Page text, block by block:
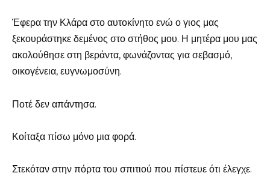
Έφερα την Κλάρα στο αυτοκίνητο ενώ ο γιος μας
ξεκουράστηκε δεμένος στο στήθος μου. Η μητέρα μου μας
ακολούθησε στη βεράντα, φωνάζοντας για σεβασμό,
οικογένεια, ευγνωμοσύνη.
Ποτέ δεν απάντησα.
Κοίταξα πίσω μόνο μια φορά.
Στεκόταν στην πόρτα του σπιτιού που πίστευε ότι έλεγχε.